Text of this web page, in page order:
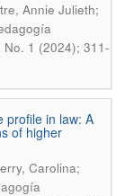
Annie Julieth;
No. 1 (2024); 311-
profile in law: A
of higher
Carolina;